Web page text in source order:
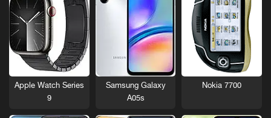
Nokia 7700
Samsung Galaxy
A05s
Apple Watch Series
9